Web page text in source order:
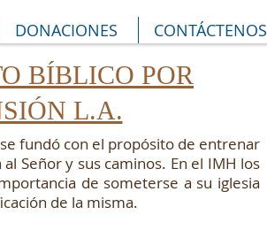
DONACIONES CONTÁCTENOS
BÍBLICO POR
L.A.
fundó con el propósito de entrenar
Señor y sus caminos. En el IMH los
de someterse a su iglesia
de la misma.